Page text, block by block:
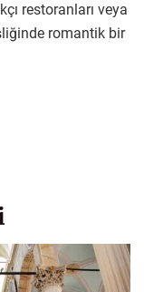
restoranları veya
romantik bir